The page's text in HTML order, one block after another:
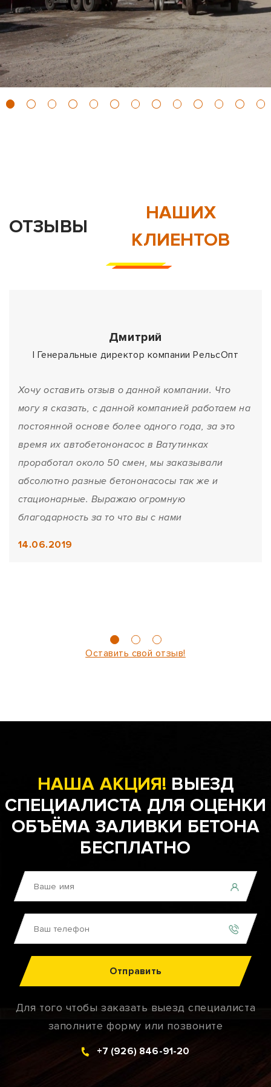
ОТЗЫВЫ
НАШИХ
КЛИЕНТОВ
Дмитрий
| Генеральные директор компании РельсОпт
Хочу оставить отзыв о данной компании. Что
могу я сказать, с данной компанией работаем на
постоянной основе более одного года, за это
время их автобетононасос в Ватутинках
проработал около 50 смен, мы заказывали
абсолютно разные бетононасосы так же и
стационарные. Выражаю огромную
благодарность за то что вы с нами
14.06.2019
Оставить свой отзыв!
НАША АКЦИЯ! ВЫЕЗД
СПЕЦИАЛИСТА ДЛЯ ОЦЕНКИ
ОБЪЁМА ЗАЛИВКИ БЕТОНА
БЕСПЛАТНО
Отправить
Для того чтобы заказать выезд специалиста
заполните форму или позвоните
+7 (926) 846-91-20